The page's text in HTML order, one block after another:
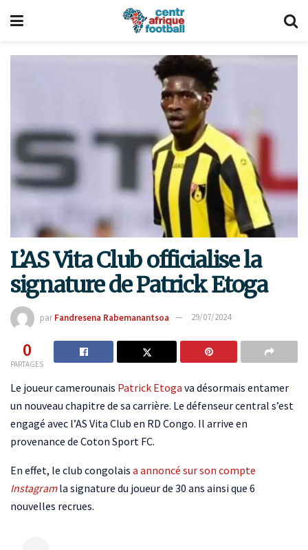
L’AS Vita Club officialise la
signature de Patrick Etoga
par Fandresena Rabemanantsoa 29/07/2024
0
PARTAGES
Le joueur camerounais Patrick Etoga va désormais entamer
un nouveau chapitre de sa carrière. Le défenseur central s’est
engagé avec l’AS Vita Club en RD Congo. Il arrive en
provenance de Coton Sport FC.
En effet, le club congolais a annoncé sur son compte
Instagramla signature du joueur de 30 ans ainsi que 6
nouvelles recrues.